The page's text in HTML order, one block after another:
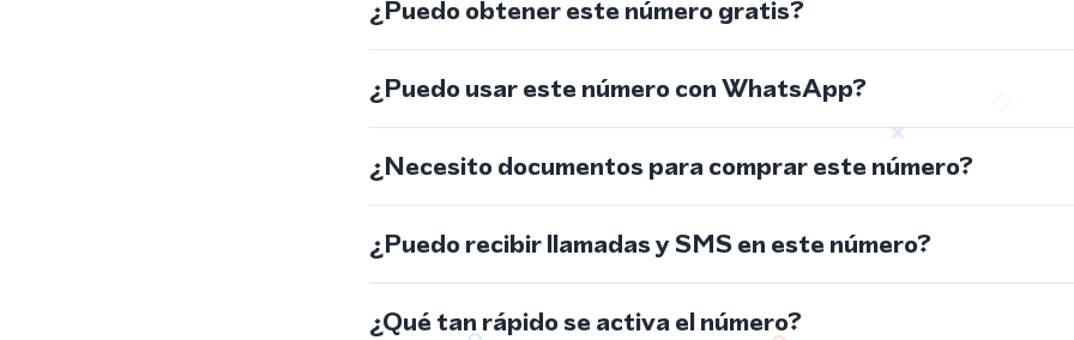
¿Puedo obtener este número gratis?
¿Puedo usar este número con WhatsApp?
¿Necesito documentos para comprar este número?
¿Puedo recibir llamadas y SMS en este número?
¿Qué tan rápido se activa el número?